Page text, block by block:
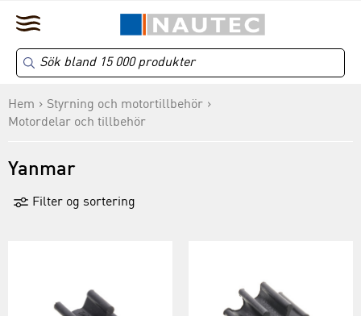
Hem
Styrning och motortillbehör
Motordelar och tillbehör
Yanmar
Filter og sortering